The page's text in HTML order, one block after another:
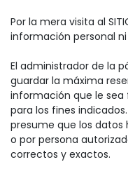
Por la mera visita al
información personal
El administrador de la
guardar la máxima
información que le
para los fines
presume que los datos
o por persona
correctos y exactos.